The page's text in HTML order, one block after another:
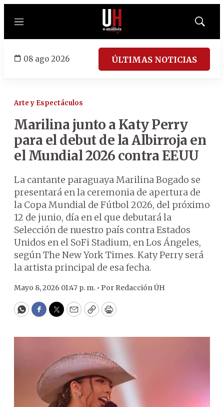
Menú
Mostrar
08 ago 2026 ÚLTIMAS NOTICIAS
Arte y Espectáculos
Marilina junto a Katy Perry
para el debut de la Albirroja en
el Mundial 2026 contra EEUU
La cantante paraguaya Marilina Bogado se
presentará en la ceremonia de apertura de
la Copa Mundial de Fútbol 2026, del próximo
12 de junio, día en el que debutará la
Selección de nuestro país contra Estados
Unidos en el SoFi Stadium, en Los Ángeles,
según The New York Times. Katy Perry será
la artista principal de esa fecha.
Mayo 8, 2026 01:47 p. m. • Por Redacción ÚH
WhatsApp
Facebook
Twitter
EmailCopyPrint